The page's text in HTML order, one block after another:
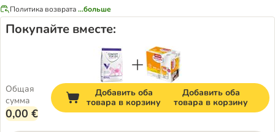
Политика возврата...больше
Покупайте вместе:
Общая
сумма
0,00 €
Добавить оба
товара в корзину
Добавить оба
товара в корзину